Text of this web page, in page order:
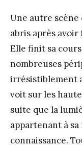
Une autre scène
abris après
Elle finit sa
nombreuses
irrésistiblement
voit sur les
suite que la
appartenant à
connaissance.